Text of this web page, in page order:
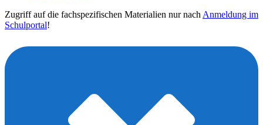
Zugriff auf die fachspezifischen Materialien nur nach Anmeldung im
Schulportal!